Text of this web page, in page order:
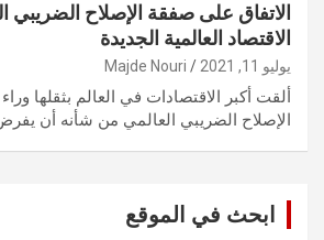
الاتفاق على صفقة الإصلاح
الاقتصاد العالمية الجديدة
يوليو 11, 2021 Majde Nouri
ألقت أكبر الاقتصادات في العالم بثقلها
الإصلاح الضريبي العالمي من شأنه أن
ابحث في الموقع